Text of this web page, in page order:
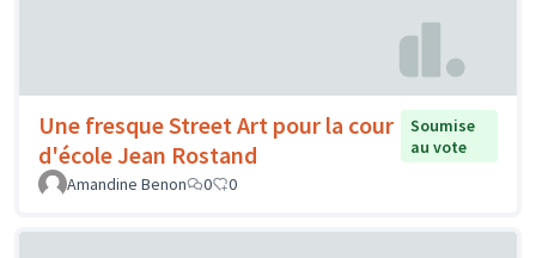
Une fresque Street Art pour la cour
d'école Jean Rostand
Soumise
au vote
Amandine Benon
0 0